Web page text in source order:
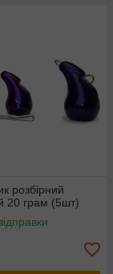
розбірний
20 грам (5шт)